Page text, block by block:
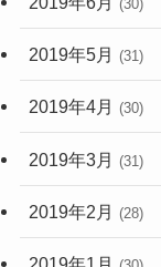
(30)
2019年5月 (31)
2019年4月 (30)
2019年3月 (31)
2019年2月 (28)